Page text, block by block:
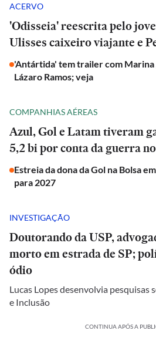
ACERVO
'Odisseia' reescrita pelo
Ulisses caixeiro viajante e
'Antártida' tem trailer com Marina
Lázaro Ramos; veja
COMPANHIAS AÉREAS
Azul, Gol e Latam tiveram
5,2 bi por conta da guerra
Estreia da dona da Gol na Bolsa
para 2027
INVESTIGAÇÃO
Doutorando da USP,
morto em estrada de SP;
ódio
Lucas Lopes desenvolvia
e Inclusão
CONTINUA APÓS A